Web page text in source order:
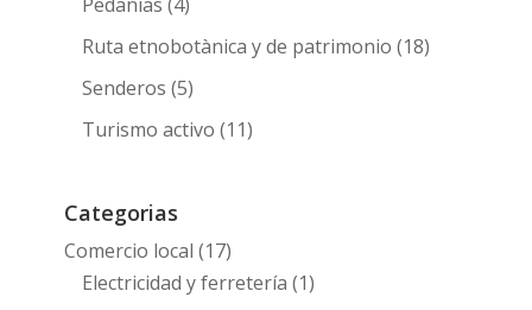
Ruta etnobotànica y de patrimonio (18)
Senderos (5)
Turismo activo (11)
Categorias
Comercio local (17)
Electricidad y ferretería (1)